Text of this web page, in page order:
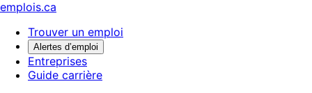
emplois.ca
Trouver un emploi
Alertes d’emploi
Entreprises
Guide carrière